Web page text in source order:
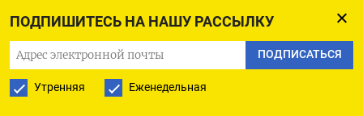
ПОДПИШИТЕСЬ НА НАШУ РАССЫЛКУ
ПОДПИСАТЬСЯ
Утренняя Еженедельная
отдельным направлениям: в одном обсуждаются
военные действия, в другом — двусторонние
сделки с США, включая снятие санкций с России.